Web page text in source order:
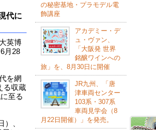
代に
英博
月28
を網
る収蔵
至る
、
の秘密基地・プラモデル電
飾講座
アカデミー・デ
ュ・ヴァン、
「大阪発 世界
銘醸ワインへの
旅」を、8月30日に開催
JR九州、「唐
津車両センター
103系・307系
車両見学会（8
月22日開催）」を発売。